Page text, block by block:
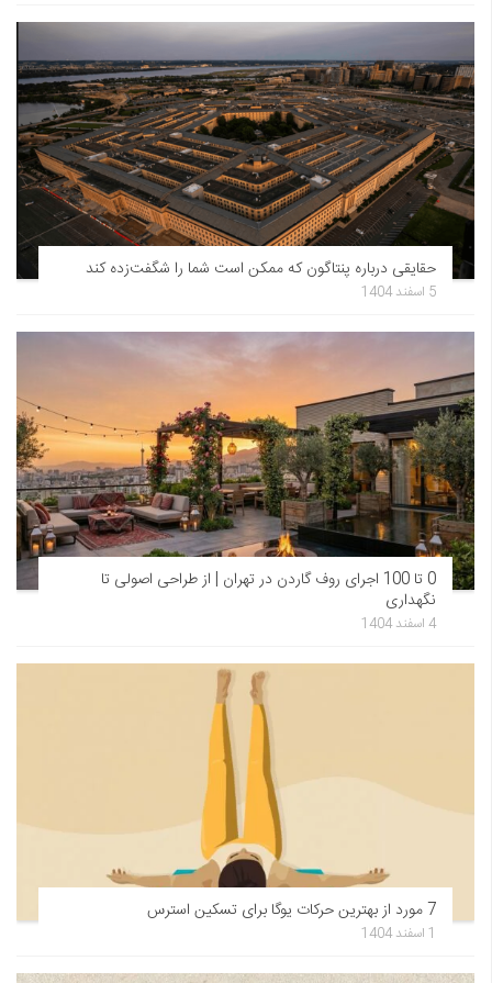
حقایقی درباره پنتاگون که ممکن است شما را شگفت‌زده کند
5 اسفند 1404
0 تا 100 اجرای روف گاردن در تهران | از طراحی اصولی تا
نگهداری
4 اسفند 1404
7 مورد از بهترین حرکات یوگا برای تسکین استرس
1 اسفند 1404